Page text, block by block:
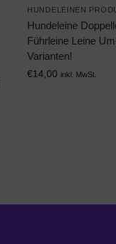
HUNDELEINEN
Hundeleine
Führleine Leine
Varianten!
€14,00 inkl. MwSt.